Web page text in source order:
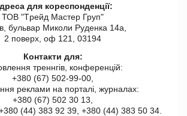
для кореспонденції:
ТОВ "Tрейд Мастер Груп"
бульвар Миколи Руденка 14а,
2 поверх, оф 121, 03194
Контакти для:
треннгів, конференцій:
+380 (67) 502-99-00,
реклами на порталі, журналах:
+380 (67) 502 30 13,
(44) 383 92 39, +380 (44) 383 50 34.